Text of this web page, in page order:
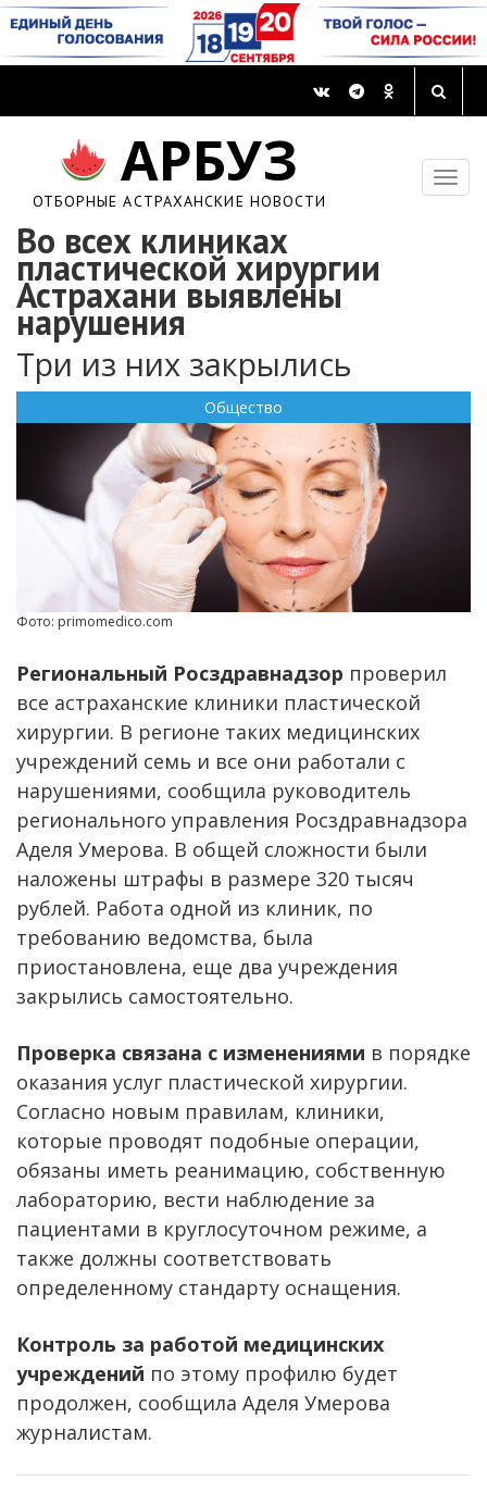
АРБУЗ
ОТБОРНЫЕ АСТРАХАНСКИЕ НОВОСТИ
Во всех клиниках
пластической хирургии
Астрахани выявлены
нарушения
Три из них закрылись
Общество
Фото: primomedico.com
Региональный Росздравнадзор проверил
все астраханские клиники пластической
хирургии. В регионе таких медицинских
учреждений семь и все они работали с
нарушениями, сообщила руководитель
регионального управления Росздравнадзора
Аделя Умерова. В общей сложности были
наложены штрафы в размере 320 тысяч
рублей. Работа одной из клиник, по
требованию ведомства, была
приостановлена, еще два учреждения
закрылись самостоятельно.
Проверка связана с изменениями в порядке
оказания услуг пластической хирургии.
Согласно новым правилам, клиники,
которые проводят подобные операции,
обязаны иметь реанимацию, собственную
лабораторию, вести наблюдение за
пациентами в круглосуточном режиме, а
также должны соответствовать
определенному стандарту оснащения.
Контроль за работой медицинских
учреждений по этому профилю будет
продолжен, сообщила Аделя Умерова
журналистам.